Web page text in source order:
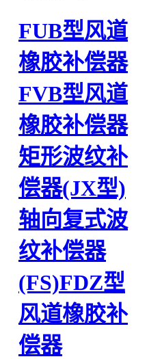
FUB型风道
橡胶补偿器
FVB型风道
橡胶补偿器
矩形波纹补
偿器(JX型)
轴向复式波
纹补偿器
(FS)FDZ型
风道橡胶补
偿器